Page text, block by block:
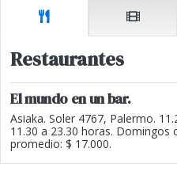
Restaurantes
El mundo en un bar.
Asiaka. Soler 4767, Palermo.
11.30 a 23.30 horas. Domingos
promedio: $ 17.000.